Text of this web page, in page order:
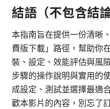
結語（不包含結
本指南旨在提供一份清晰
費版下載」路徑，幫助你
裝、設定、效能評估與風
步驟的操作說明與實用的
成設定、測試並選擇最適
歡本影片的內容，別忘了